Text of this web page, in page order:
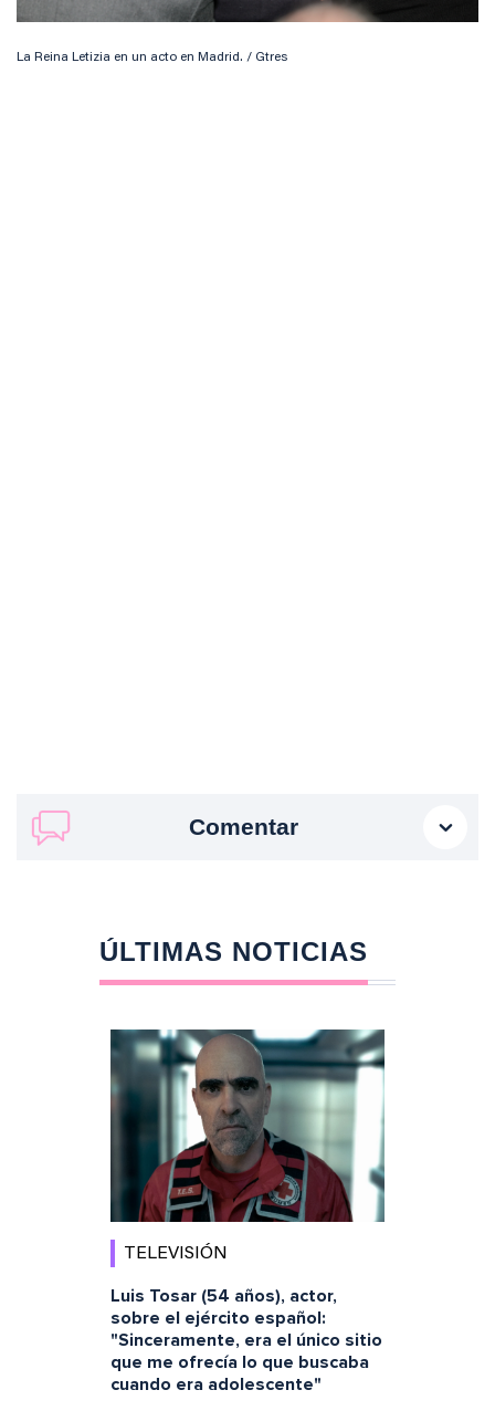
La Reina Letizia en un acto en Madrid. / Gtres
Comentar
ÚLTIMAS NOTICIAS
TELEVISIÓN
Luis Tosar (54 años), actor,
sobre el ejército español:
"Sinceramente, era el único sitio
que me ofrecía lo que buscaba
cuando era adolescente"